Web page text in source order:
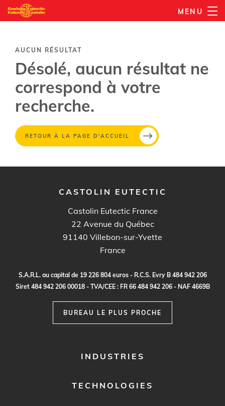
Aller
au
principal
MENU
AUCUN RÉSULTAT
Désolé, aucun résultat ne
correspond à votre
recherche.
RETOUR À LA PAGE D'ACCUEIL
CASTOLIN EUTECTIC
Castolin Eutectic France
22 Avenue du Québec
91140 Villebon-sur-Yvette
France
S.A.R.L. au capital de 19 226804 euros - R.C.S. Evry B 484942206
Siret 484 942206 00018 - TVA/CEE : FR 66484 942206 - NAF 4669B
BUREAU LE PLUS PROCHE
INDUSTRIES
TECHNOLOGIES